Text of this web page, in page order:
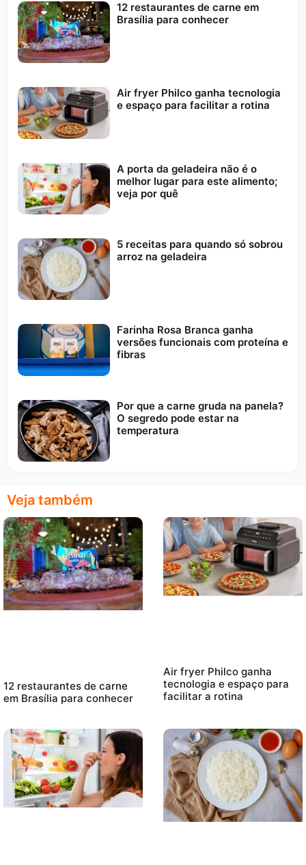
12 restaurantes de carne em
Brasília para conhecer
Air fryer Philco ganha tecnologia
e espaço para facilitar a rotina
A porta da geladeira não é o
melhor lugar para este alimento;
veja por quê
5 receitas para quando só sobrou
arroz na geladeira
Farinha Rosa Branca ganha
versões funcionais com proteína e
fibras
Por que a carne gruda na panela?
O segredo pode estar na
temperatura
Veja também
12 restaurantes de carne
em Brasília para conhecer
Air fryer Philco ganha
tecnologia e espaço para
facilitar a rotina